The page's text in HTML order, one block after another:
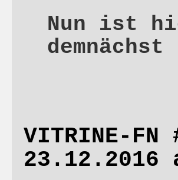
Nun ist
VITRINE-FN
23.12.2016